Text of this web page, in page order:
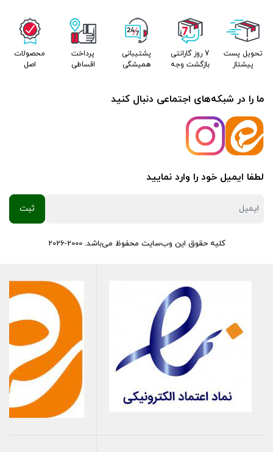
تحویل پست
پیشتاز
7 روز گارانتی
بازگشت وجه
پشتیبانی
همیشگی
پرداخت
اقساطی
محصولات
اصل
ما را در شبکه‌های اجتماعی دنبال کنید
لطفا ایمیل خود را وارد نمایید
کلیه حقوق این وب‌سایت محفوظ می‌باشد. 2000-2026